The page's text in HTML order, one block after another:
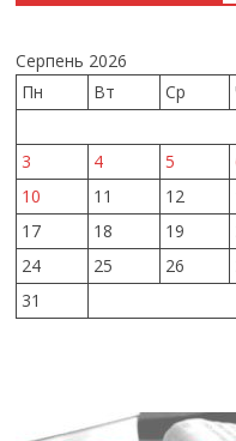
Серпень 2026
Пн
Вт Ср
3
4 5
10
11 12
17
18 19
24
25 26
31